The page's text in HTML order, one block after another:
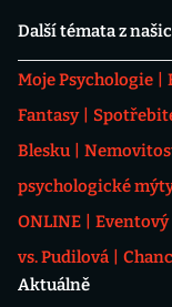
Další témata z
Moje Psychologie
Fantasy
Blesku
psychologické
ONLINE
vs. Pudilová
Aktuálně